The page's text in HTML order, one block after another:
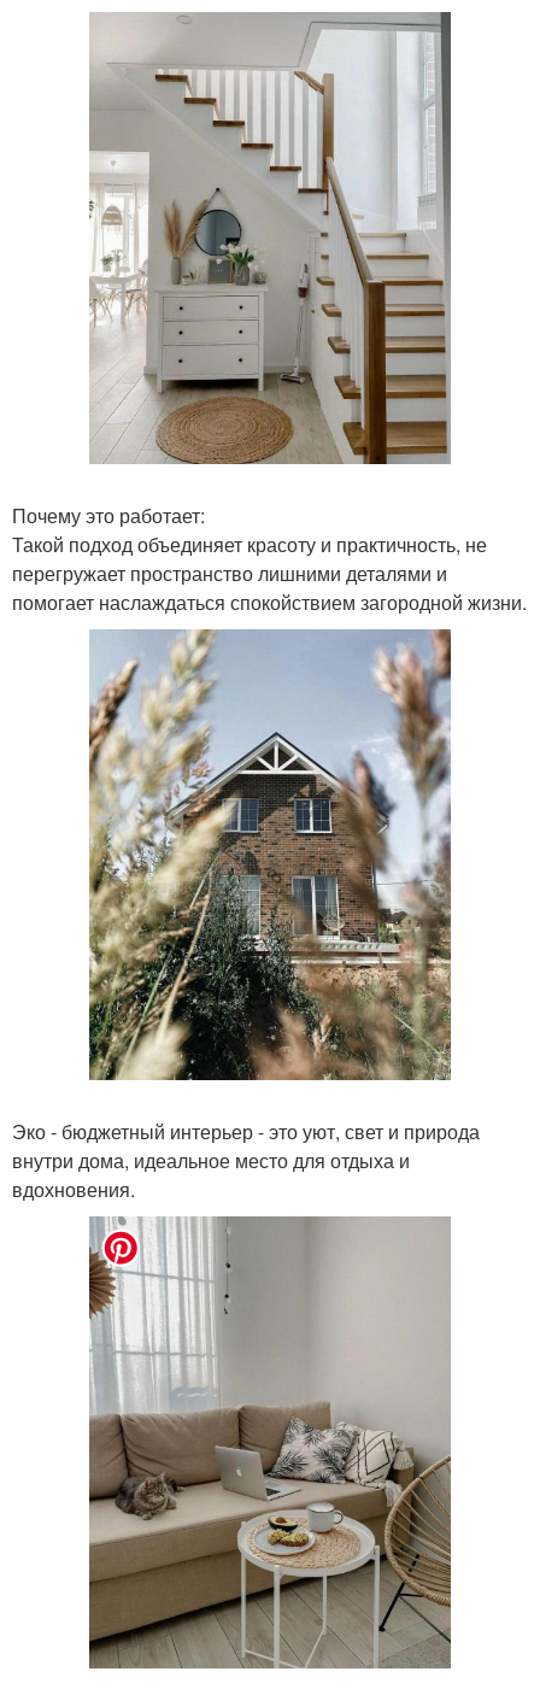
Почему это работает:
Такой подход объединяет красоту и практичность, не
перегружает пространство лишними деталями и
помогает наслаждаться спокойствием загородной жизни.
Эко - бюджетный интерьер - это уют, свет и природа
внутри дома, идеальное место для отдыха и
вдохновения.